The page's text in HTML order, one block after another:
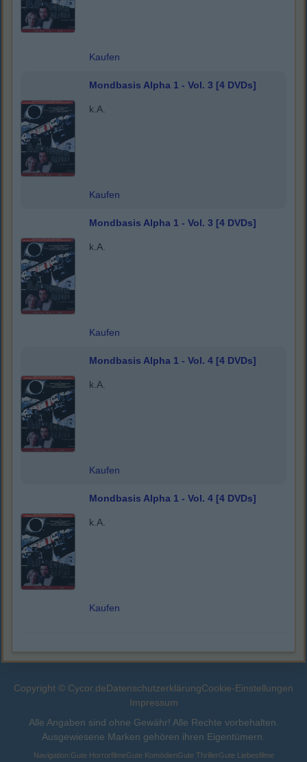
Kaufen
Mondbasis Alpha 1 - Vol. 3 [4 DVDs]
k.A.
Kaufen
Mondbasis Alpha 1 - Vol. 3 [4 DVDs]
k.A.
Kaufen
Mondbasis Alpha 1 - Vol. 4 [4 DVDs]
k.A.
Kaufen
Mondbasis Alpha 1 - Vol. 4 [4 DVDs]
k.A.
Kaufen
Copyright © Cycor.deDatenschutzerklärungCookie-Einstellungen
Impressum
Alle Angaben sind ohne Gewähr! Alle Rechte vorbehalten.
Ausgewiesene Marken gehören ihren Eigentümern.
Navigation:Gute HorrorfilmeGute KomödienGute ThrillerGute Liebesfilme